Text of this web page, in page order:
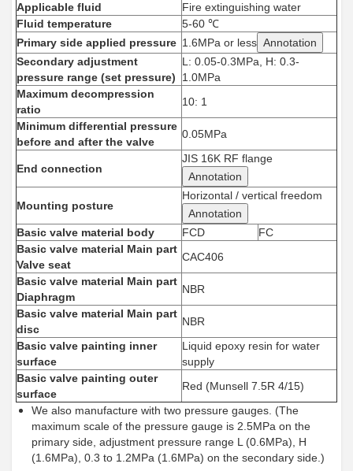
Applicable fluid
Fire extinguishing water
Fluid temperature
5-60 ℃
Primary side applied pressure 1.6MPa or less Annotation
Secondary adjustment
pressure range (set pressure)
L: 0.05-0.3MPa, H: 0.3-
1.0MPa
Maximum decompression
ratio
10: 1
Minimum differential pressure
before and after the valve
0.05MPa
End connection
JIS 16K RF flange
Annotation
Mounting posture
Horizontal / vertical freedom
Annotation
Basic valve material body
FCD
FC
Basic valve material Main part
Valve seat
CAC406
Basic valve material Main part
Diaphragm
NBR
Basic valve material Main part
disc
NBR
Basic valve painting inner
surface
Liquid epoxy resin for water
supply
Basic valve painting outer
surface
Red (Munsell 7.5R 4/15)
We also manufacture with two pressure gauges. (The
maximum scale of the pressure gauge is 2.5MPa on the
primary side, adjustment pressure range L (0.6MPa), H
(1.6MPa), 0.3 to 1.2MPa (1.6MPa) on the secondary side.)